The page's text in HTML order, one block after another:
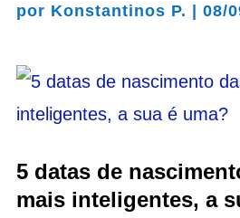
por Konstantinos P. 08/
5 datas de
mais inteligentes, a